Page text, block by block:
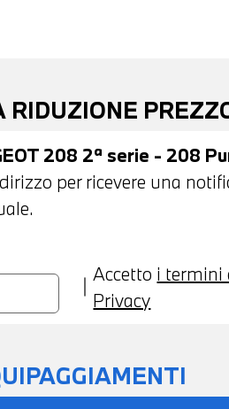
A COLORI
- VERNICE
PERMUTA -
208 2ª serie - 208
per ricevere una
Accetto i termini
Privacy